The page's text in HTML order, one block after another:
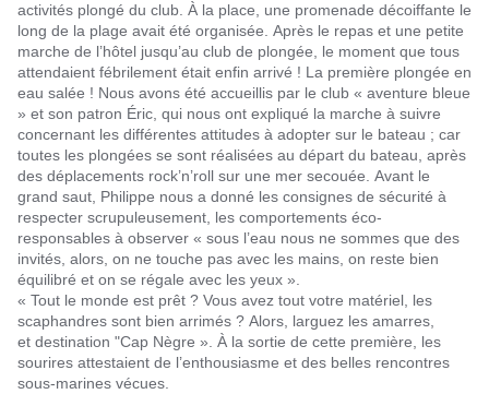
activités plongé du club. À la place, une promenade décoiffante le
long de la plage avait été organisée. Après le repas et une petite
marche de l’hôtel jusqu’au club de plongée, le moment que tous
attendaient fébrilement était enfin arrivé ! La première plongée en
eau salée ! Nous avons été accueillis par le club « aventure bleue
» et son patron Éric, qui nous ont expliqué la marche à suivre
concernant les différentes attitudes à adopter sur le bateau ; car
toutes les plongées se sont réalisées au départ du bateau, après
des déplacements rock’n’roll sur une mer secouée. Avant le
grand saut, Philippe nous a donné les consignes de sécurité à
respecter scrupuleusement, les comportements éco-
responsables à observer « sous l’eau nous ne sommes que des
invités, alors, on ne touche pas avec les mains, on reste bien
équilibré et on se régale avec les yeux ».
« Tout le monde est prêt ? Vous avez tout votre matériel, les
scaphandres sont bien arrimés ? Alors, larguez les amarres,
et destination "Cap Nègre ». À la sortie de cette première, les
sourires attestaient de l’enthousiasme et des belles rencontres
sous-marines vécues.